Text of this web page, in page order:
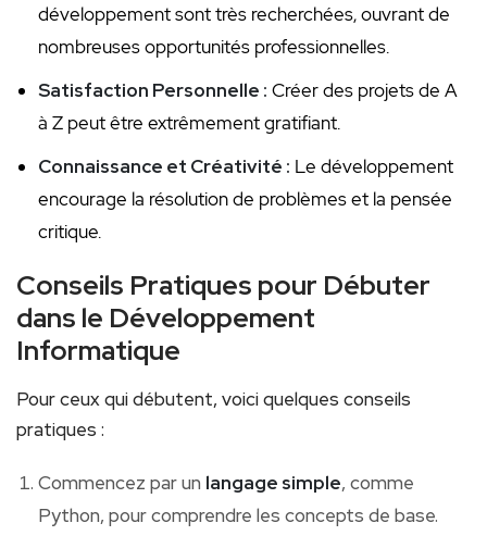
développement sont très recherchées,⁤ ouvrant de
nombreuses opportunités professionnelles.
Satisfaction Personnelle : Créer des projets de A
à Z peut être extrêmement gratifiant.
Connaissance et‌ Créativité : ‍Le développement
encourage la résolution de problèmes et la pensée⁣
critique.
Conseils Pratiques pour Débuter
dans le Développement
Informatique
Pour⁢ ceux ‌qui débutent, voici quelques conseils
pratiques :
Commencez par un langage simple, comme
Python, pour comprendre les concepts de base.